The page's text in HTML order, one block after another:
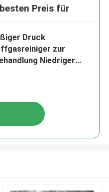
Preis für
Druck
zur
Niedriger